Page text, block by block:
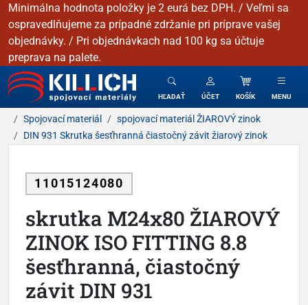
Minimálna hodnota položky je 2 eurá bez DPH. / Veľmi sa
ospravedlňujeme za prípadné zdržanie pri príprave vašej
objednávky. / Pri objednávkach nad 100 kg sa účtuje
preprava na palete.
KILLICH - Spojovacie materiály
HĽADAŤ ÚČET KOŠÍK MENU
Spojovací materiál
spojovací materiál ŽIAROVÝ zinok
DIN 931 Skrutka šesťhranná čiastočný závit žiarový zinok
11015124080
skrutka M24x80 ŽIAROVÝ
ZINOK ISO FITTING 8.8
šesťhranná, čiastočný
závit DIN 931